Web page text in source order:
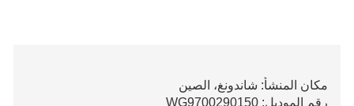
مكان المنشأ: شاندونغ، الصين
رقم الموديل: WG9700290150